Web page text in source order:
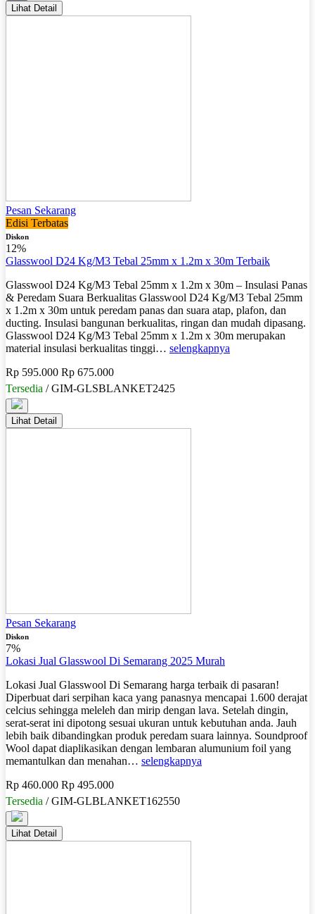
Lihat Detail
Pesan Sekarang
Edisi Terbatas
Diskon
12%
Glasswool D24 Kg/M3 Tebal 25mm x 1.2m x 30m Terbaik
Glasswool D24 Kg/M3 Tebal 25mm x 1.2m x 30m – Insulasi Panas
& Peredam Suara Berkualitas Glasswool D24 Kg/M3 Tebal 25mm
x 1.2m x 30m untuk peredam panas dan suara atap, plafon, dan
ducting. Insulasi bangunan berkualitas, ringan dan mudah dipasang.
Glasswool D24 Kg/M3 Tebal 25mm x 1.2m x 30m merupakan
material insulasi berkualitas tinggi… selengkapnya
Rp 595.000 Rp 675.000
Tersedia / GIM-GLSBLANKET2425
Lihat Detail
Pesan Sekarang
Diskon
7%
Lokasi Jual Glasswool Di Semarang 2025 Murah
Lokasi Jual Glasswool Di Semarang harga terbaik di pasaran!
Diperbuat dari serpihan kaca yang panasnya mencapai 1.600 derajat
celcius sehingga meleleh dan mirip dengan lava. Setelah dingin,
serat-serat ini dipotong sesuai ukuran untuk kebutuhan anda. Jauh
lebih baik dibandingkan produk peredam suara lainnya. Soundproof
Wool dapat diaplikasikan dengan lembaran alumunium foil yang
memantulkan dan menahan… selengkapnya
Rp 460.000 Rp 495.000
Tersedia / GIM-GLBLANKET162550
Lihat Detail